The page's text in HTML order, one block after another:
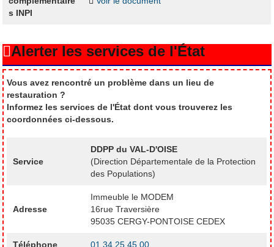
s INPI
Alerter les services de l'État
Vous avez rencontré un problème dans un lieu de
restauration ?
Informez les services de l'État dont vous trouverez les
coordonnées ci-dessous.
Service
DDPP du VAL-D'OISE
(Direction Départementale de la Protection
des Populations)
Adresse
Immeuble le MODEM
16rue Traversière
95035 CERGY-PONTOISE CEDEX
Téléphone 01 34 25 45 00